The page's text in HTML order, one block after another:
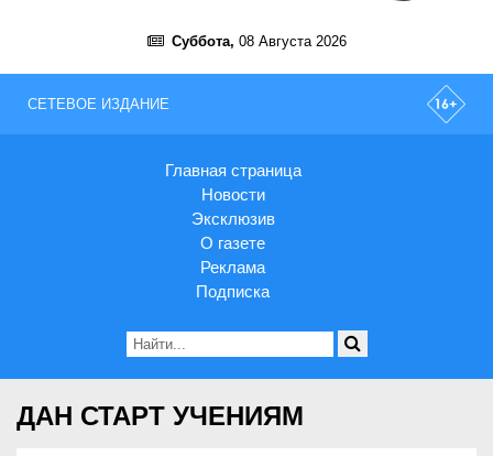
Суббота, 08 Августа 2026
СЕТЕВОЕ ИЗДАНИЕ
Главная страница
Новости
Эксклюзив
О газете
Реклама
Подписка
ДАН СТАРТ УЧЕНИЯМ